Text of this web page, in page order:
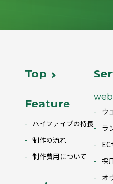
Top
Feature
ハイファイブの特長
制作の流れ
制作費用について
ウ
ラ
採
オ